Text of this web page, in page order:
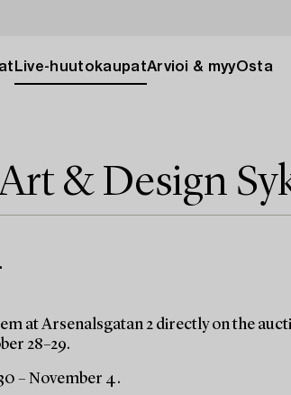
Live-huutokaupatArvioi & myyOsta
& Design
at Arsenalsgatan 2 directly on the
28–29.
– November 4.